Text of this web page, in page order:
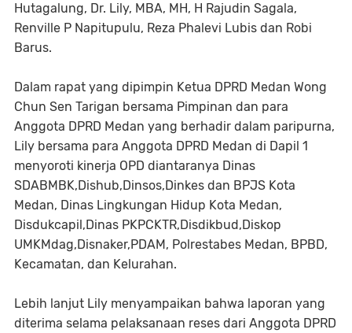
Hutagalung, Dr. Lily, MBA, MH, H Rajudin Sagala,
Renville P Napitupulu, Reza Phalevi Lubis dan Robi
Barus.
Dalam rapat yang dipimpin Ketua DPRD Medan Wong
Chun Sen Tarigan bersama Pimpinan dan para
Anggota DPRD Medan yang berhadir dalam paripurna,
Lily bersama para Anggota DPRD Medan di Dapil 1
menyoroti kinerja OPD diantaranya Dinas
SDABMBK,Dishub,Dinsos,Dinkes dan BPJS Kota
Medan, Dinas Lingkungan Hidup Kota Medan,
Disdukcapil,Dinas PKPCKTR,Disdikbud,Diskop
UMKMdag,Disnaker,PDAM, Polrestabes Medan, BPBD,
Kecamatan, dan Kelurahan.
Lebih lanjut Lily menyampaikan bahwa laporan yang
diterima selama pelaksanaan reses dari Anggota DPRD